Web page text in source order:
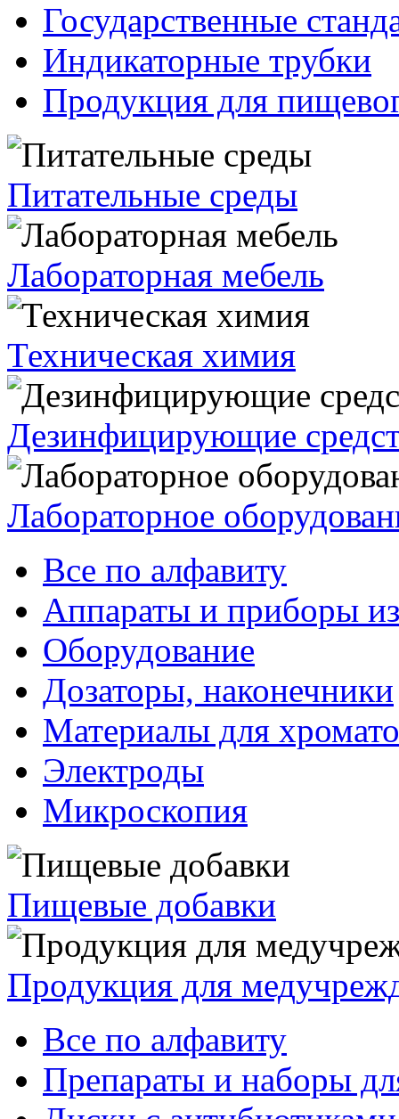
Государственные
Индикаторные трубки
Продукция для
Питательные среды
Лабораторная мебель
Техническая химия
Дезинфицирующие
Лабораторное
Все по алфавиту
Аппараты и приборы из
Оборудование
Дозаторы, наконечники
Материалы для
Электроды
Микроскопия
Пищевые добавки
Продукция для
Все по алфавиту
Препараты и наборы